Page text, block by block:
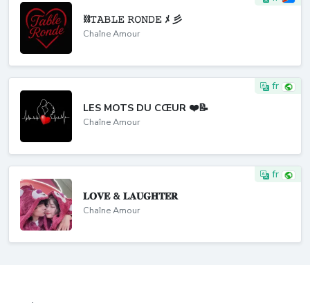
⛓️𝚃𝙰𝙱𝙻𝙴 𝚁𝙾𝙽𝙳𝙴 ﾒ 彡
Chaîne Amour
fr
LES MOTS DU CŒUR ❤️📝
Chaîne Amour
fr
𝐋𝐎𝐕𝐄 & 𝐋𝐀𝐔𝐆𝐇𝐓𝐄𝐑
Chaîne Amour